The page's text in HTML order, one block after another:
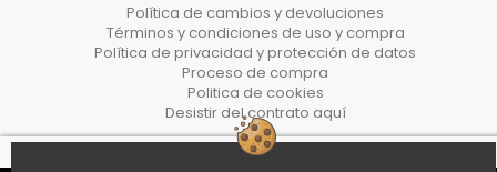
Política de cambios y devoluciones
Términos y condiciones de uso y compra
Política de privacidad y protección de datos
Proceso de compra
Politica de cookies
Desistir del contrato aquí